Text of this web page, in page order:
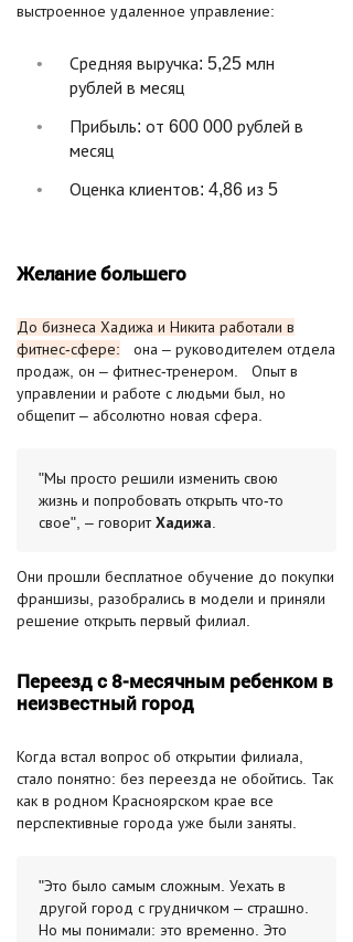
выстроенное удаленное управление:
Средняя выручка: 5,25 млн
рублей в месяц
Прибыль: от 600 000 рублей в
месяц
Оценка клиентов: 4,86 из 5
Желание большего
До бизнеса Хадижа и Никита работали в
фитнес-сфере: она – руководителем отдела
продаж, он – фитнес-тренером. Опыт в
управлении и работе с людьми был, но
общепит – абсолютно новая сфера.
"Мы просто решили изменить свою
жизнь и попробовать открыть что-то
свое", – говоритХадижа
Они прошли бесплатное обучение до покупки
франшизы, разобрались в модели и приняли
решение открыть первый филиал.
Переезд с 8-месячным ребенком в
неизвестный город
Когда встал вопрос об открытии филиала,
стало понятно: без переезда не обойтись. Так
как в родном Красноярском крае все
перспективные города уже были заняты.
"Это было самым сложным. Уехать в
другой город с грудничком – страшно.
Но мы понимали: это временно. Это